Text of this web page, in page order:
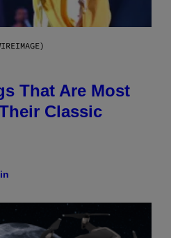
That Are Most
Classic